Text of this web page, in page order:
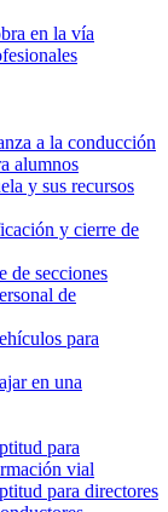
en la vía
a la conducción
alumnos
y sus recursos
y cierre de
de secciones
de
para
en una
para
vial
para directores